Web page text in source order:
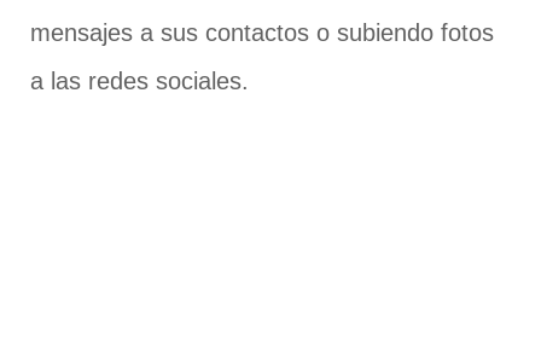
mensajes a sus contactos o subiendo fotos
a las redes sociales.